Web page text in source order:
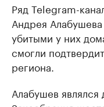
Ряд Telegram-
Андрея
убитыми у них
смогли
региона.
Алабушев являлся